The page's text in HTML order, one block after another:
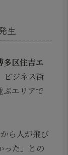
生
多区住吉エ
ビジネス街
ぶエリアで
ら人が飛び
った」との